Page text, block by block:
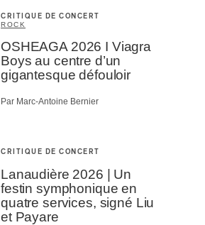
CRITIQUE DE CONCERT
ROCK
OSHEAGA 2026 I Viagra
Boys au centre d’un
gigantesque défouloir
Par Marc-Antoine Bernier
CRITIQUE DE CONCERT
Lanaudière 2026 | Un
festin symphonique en
quatre services, signé Liu
et Payare